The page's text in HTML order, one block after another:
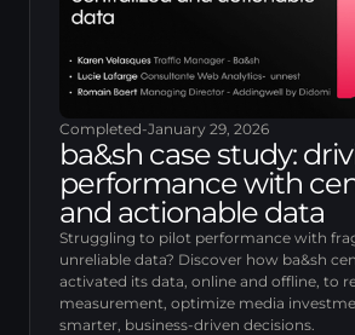
Completed-January 29, 2026
ba&sh case study:
performance with
and actionable data
Struggling to pilot performance with
unreliable data? Discover how ba&sh
activated its data, online and offline, to
measurement, optimize media
smarter, business-driven decisions.